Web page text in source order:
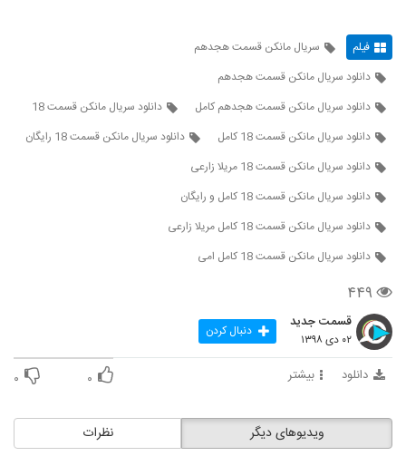
فیلم
سریال مانکن قسمت هجدهم
دانلود سریال مانکن قسمت هجدهم
دانلود سریال مانکن قسمت هجدهم کامل
دانلود سریال مانکن قسمت 18
دانلود سریال مانکن قسمت 18 کامل
دانلود سریال مانکن قسمت 18 رایگان
دانلود سریال مانکن قسمت 18 مریلا زارعی
دانلود سریال مانکن قسمت 18 کامل و رایگان
دانلود سریال مانکن قسمت 18 کامل مریلا زارعی
دانلود سریال مانکن قسمت 18 کامل امی
۴۴۹
قسمت جدید
۰۲ دی ۱۳۹۸ دنبال کردن
دانلود بیشتر ۰ ۰
نظرات ویدیوهای دیگر